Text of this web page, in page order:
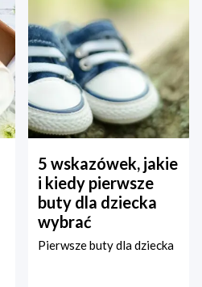
5 wskazówek, jakie
i kiedy pierwsze
buty dla dziecka
wybrać
Pierwsze buty dla dziecka